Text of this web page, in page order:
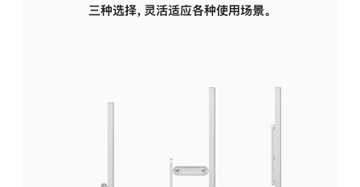
三种选择，灵活适应各种使用场景。